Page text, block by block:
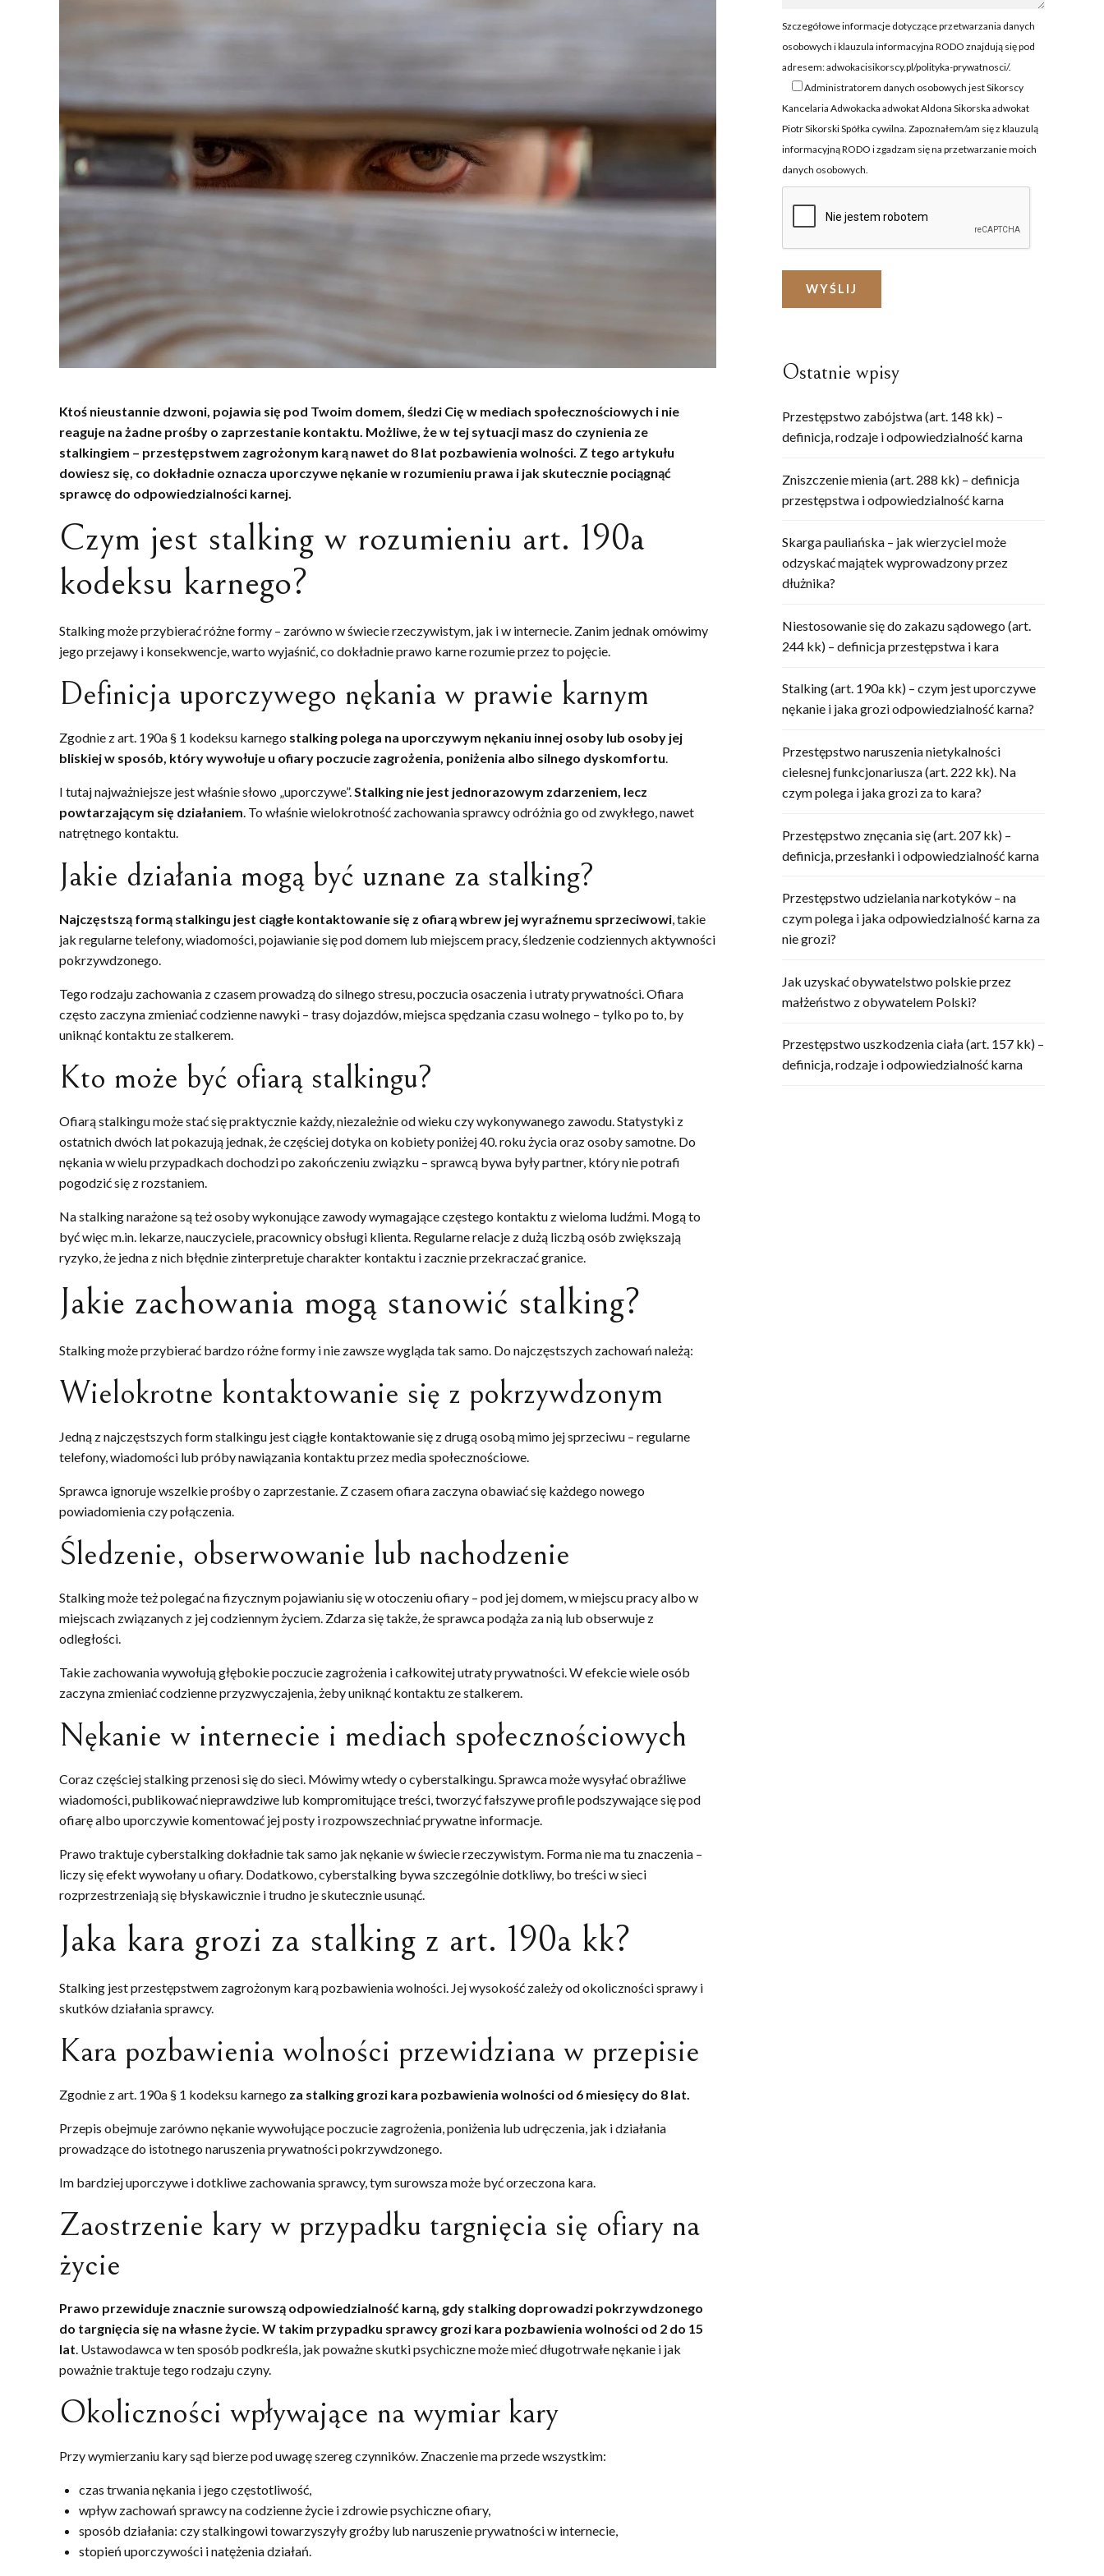
ZATRZYMANIE I ARESZT
CUDZOZIEMCA
POLSCE
Ktoś nieustannie dzwoni, pojawia się pod Twoim domem, śledzi Cię w mediach społecznościowych i nie
reaguje na żadne prośby o zaprzestanie kontaktu. Możliwe, że w tej sytuacji masz do czynienia ze
stalkingiem – przestępstwem zagrożonym karą nawet do 8 lat pozbawienia wolności. Z tego artykułu
dowiesz się, co dokładnie oznacza uporczywe nękanie w rozumieniu prawa i jak skutecznie pociągnąć
sprawcę do odpowiedzialności karnej.
Czym jest stalking w rozumieniu art. 190a
kodeksu karnego?
Stalking może przybierać różne formy – zarówno w świecie rzeczywistym, jak i w internecie. Zanim jednak omówimy
jego przejawy i konsekwencje, warto wyjaśnić, co dokładnie prawo karne rozumie przez to pojęcie.
Definicja uporczywego nękania w prawie karnym
Zgodnie z art. 190a § 1 kodeksu karnego stalking polega na uporczywym nękaniu innej osoby lub osoby jej
bliskiej w sposób, który wywołuje u ofiary poczucie zagrożenia, poniżenia albo silnego dyskomfortu.
I tutaj najważniejsze jest właśnie słowo „uporczywe”.Stalking nie jest jednorazowym zdarzeniem, lecz
powtarzającym się działaniem. To właśnie wielokrotność zachowania sprawcy odróżnia go od zwykłego, nawet
natrętnego kontaktu.
Jakie działania mogą być uznane za stalking?
Najczęstszą formą stalkingu jest ciągłe kontaktowanie się z ofiarą wbrew jej wyraźnemu sprzeciwowi, takie
jak regularne telefony, wiadomości, pojawianie się pod domem lub miejscem pracy, śledzenie codziennych aktywności
pokrzywdzonego.
Tego rodzaju zachowania z czasem prowadzą do silnego stresu, poczucia osaczenia i utraty prywatności. Ofiara
często zaczyna zmieniać codzienne nawyki – trasy dojazdów, miejsca spędzania czasu wolnego – tylko po to, by
uniknąć kontaktu ze stalkerem.
Kto może być ofiarą stalkingu?
Ofiarą stalkingu może stać się praktycznie każdy, niezależnie od wieku czy wykonywanego zawodu. Statystyki z
ostatnich dwóch lat pokazują jednak, że częściej dotyka on kobiety poniżej 40. roku życia oraz osoby samotne. Do
nękania w wielu przypadkach dochodzi po zakończeniu związku – sprawcą bywa były partner, który nie potrafi
pogodzić się z rozstaniem.
Na stalking narażone są też osoby wykonujące zawody wymagające częstego kontaktu z wieloma ludźmi. Mogą to
być więc m.in. lekarze, nauczyciele, pracownicy obsługi klienta. Regularne relacje z dużą liczbą osób zwiększają
ryzyko, że jedna z nich błędnie zinterpretuje charakter kontaktu i zacznie przekraczać granice.
Jakie zachowania mogą stanowić stalking?
Stalking może przybierać bardzo różne formy i nie zawsze wygląda tak samo. Do najczęstszych zachowań należą:
Wielokrotne kontaktowanie się z pokrzywdzonym
Jedną z najczęstszych form stalkingu jest ciągłe kontaktowanie się z drugą osobą mimo jej sprzeciwu – regularne
telefony, wiadomości lub próby nawiązania kontaktu przez media społecznościowe.
Sprawca ignoruje wszelkie prośby o zaprzestanie. Z czasem ofiara zaczyna obawiać się każdego nowego
powiadomienia czy połączenia.
Śledzenie, obserwowanie lub nachodzenie
Stalking może też polegać na fizycznym pojawianiu się w otoczeniu ofiary – pod jej domem, w miejscu pracy albo w
miejscach związanych z jej codziennym życiem. Zdarza się także, że sprawca podąża za nią lub obserwuje z
odległości.
Takie zachowania wywołują głębokie poczucie zagrożenia i całkowitej utraty prywatności. W efekcie wiele osób
zaczyna zmieniać codzienne przyzwyczajenia, żeby uniknąć kontaktu ze stalkerem.
Nękanie w internecie i mediach społecznościowych
Coraz częściej stalking przenosi się do sieci. Mówimy wtedy o cyberstalkingu. Sprawca może wysyłać obraźliwe
wiadomości, publikować nieprawdziwe lub kompromitujące treści, tworzyć fałszywe profile podszywające się pod
ofiarę albo uporczywie komentować jej posty i rozpowszechniać prywatne informacje.
Prawo traktuje cyberstalking dokładnie tak samo jak nękanie w świecie rzeczywistym. Forma nie ma tu znaczenia –
liczy się efekt wywołany u ofiary. Dodatkowo, cyberstalking bywa szczególnie dotkliwy, bo treści w sieci
rozprzestrzeniają się błyskawicznie i trudno je skutecznie usunąć.
Jaka kara grozi za stalking z art. 190a kk?
Stalking jest przestępstwem zagrożonym karą pozbawienia wolności. Jej wysokość zależy od okoliczności sprawy i
skutków działania sprawcy.
Kara pozbawienia wolności przewidziana w przepisie
Zgodnie z art. 190a § 1 kodeksu karnego za stalking grozi kara pozbawienia wolności od 6 miesięcy do 8 lat.
Przepis obejmuje zarówno nękanie wywołujące poczucie zagrożenia, poniżenia lub udręczenia, jak i działania
prowadzące do istotnego naruszenia prywatności pokrzywdzonego.
Im bardziej uporczywe i dotkliwe zachowania sprawcy, tym surowsza może być orzeczona kara.
Zaostrzenie kary w przypadku targnięcia się ofiary na
życie
Prawo przewiduje znacznie surowszą odpowiedzialność karną, gdy stalking doprowadzi pokrzywdzonego
do targnięcia się na własne życie. W takim przypadku sprawcy grozi kara pozbawienia wolności od 2 do 15
lat. Ustawodawca w ten sposób podkreśla, jak poważne skutki psychiczne może mieć długotrwałe nękanie i jak
poważnie traktuje tego rodzaju czyny.
Okoliczności wpływające na wymiar kary
Przy wymierzaniu kary sąd bierze pod uwagę szereg czynników. Znaczenie ma przede wszystkim:
czas trwania nękania i jego częstotliwość,
wpływ zachowań sprawcy na codzienne życie i zdrowie psychiczne ofiary,
sposób działania: czy stalkingowi towarzyszyły groźby lub naruszenie prywatności w internecie,
stopień uporczywości i natężenia działań.
Szczegółowe informacje dotyczące przetwarzania danych
osobowych i klauzula informacyjna RODO znajdują się pod
adresem:adwokacisikorscy.pl/polityka-prywatnosci/.
Administratorem danych osobowych jest Sikorscy
Kancelaria Adwokacka adwokat Aldona Sikorska adwokat
Piotr Sikorski Spółka cywilna. Zapoznałem/am się z klauzulą
informacyjną RODO i zgadzam się na przetwarzanie moich
danych osobowych.
Ostatnie wpisy
Przestępstwo zabójstwa (art. 148 kk) –
definicja, rodzaje i odpowiedzialność karna
Zniszczenie mienia (art. 288 kk) – definicja
przestępstwa i odpowiedzialność karna
Skarga pauliańska – jak wierzyciel może
odzyskać majątek wyprowadzony przez
dłużnika?
Niestosowanie się do zakazu sądowego (art.
244 kk) – definicja przestępstwa i kara
Stalking (art. 190a kk) – czym jest uporczywe
nękanie i jaka grozi odpowiedzialność karna?
Przestępstwo naruszenia nietykalności
cielesnej funkcjonariusza (art. 222 kk). Na
czym polega i jaka grozi za to kara?
Przestępstwo znęcania się (art. 207 kk) –
definicja, przesłanki i odpowiedzialność karna
Przestępstwo udzielania narkotyków – na
czym polega i jaka odpowiedzialność karna za
nie grozi?
Jak uzyskać obywatelstwo polskie przez
małżeństwo z obywatelem Polski?
Przestępstwo uszkodzenia ciała (art. 157 kk) –
definicja, rodzaje i odpowiedzialność karna